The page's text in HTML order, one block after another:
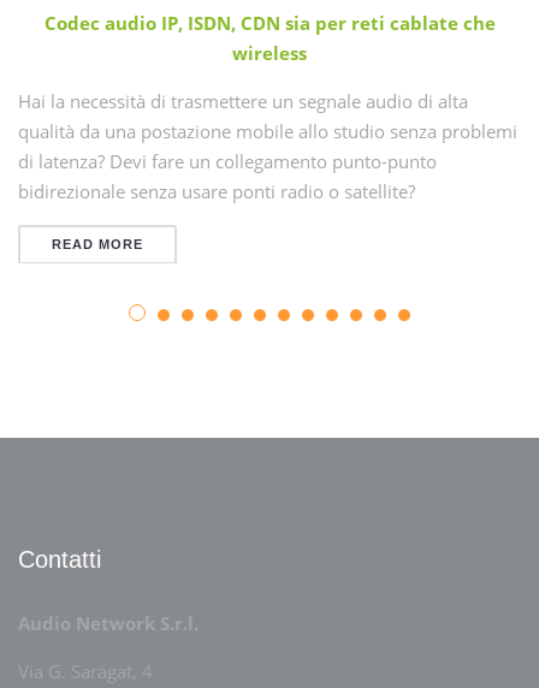
Codec audio IP, ISDN, CDN sia per reti cablate che
wireless
Hai la necessità di trasmettere un segnale audio di alta
qualità da una postazione mobile allo studio senza problemi
di latenza? Devi fare un collegamento punto-punto
bidirezionale senza usare ponti radio o satellite?
READ MORE
Contatti
Audio Network S.r.l.
Via G. Saragat, 4